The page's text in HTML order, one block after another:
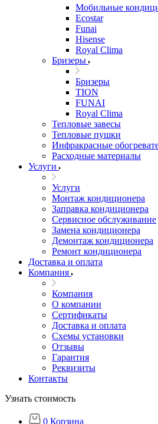
Мобильные
Ecostar
Funai
Hisense
Royal Clima
Бризеры
Бризеры
TION
FUNAI
Royal Clima
Тепловые завесы
Тепловые пушки
Инфракрасные
Расходные материалы
Услуги
Услуги
Монтаж кондиционера
Заправка кондиционера
Сервисное обслуживание
Замена кондиционера
Демонтаж кондиционера
Ремонт кондиционера
Доставка и оплата
Компания
Компания
О компании
Сертификаты
Доставка и оплата
Схемы установки
Отзывы
Гарантия
Реквизиты
Контакты
Узнать стоимость
0 Корзина